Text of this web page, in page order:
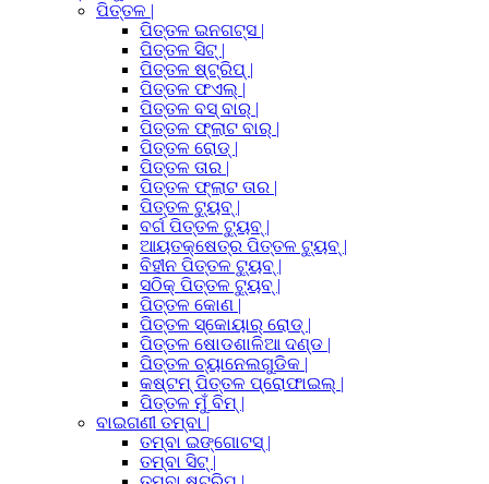
ପିତ୍ତଳ |
ପିତ୍ତଳ ଇନଗଟ୍ସ |
ପିତ୍ତଳ ସିଟ୍ |
ପିତ୍ତଳ ଷ୍ଟ୍ରିପ୍ |
ପିତ୍ତଳ ଫଏଲ୍ |
ପିତ୍ତଳ ବସ୍ ବାର୍ |
ପିତ୍ତଳ ଫ୍ଲାଟ ବାର୍ |
ପିତ୍ତଳ ରୋଡ୍ |
ପିତ୍ତଳ ତାର |
ପିତ୍ତଳ ଫ୍ଲାଟ ତାର |
ପିତ୍ତଳ ଟ୍ୟୁବ୍ |
ବର୍ଗ ପିତ୍ତଳ ଟ୍ୟୁବ୍ |
ଆୟତକ୍ଷେତ୍ର ପିତ୍ତଳ ଟ୍ୟୁବ୍ |
ବିହୀନ ପିତ୍ତଳ ଟ୍ୟୁବ୍ |
ସଠିକ୍ ପିତ୍ତଳ ଟ୍ୟୁବ୍ |
ପିତ୍ତଳ କୋଣ |
ପିତ୍ତଳ ସ୍କୋୟାର୍ ରୋଡ୍ |
ପିତ୍ତଳ ଷୋଡଶାଳିଆ ଦଣ୍ଡ |
ପିତ୍ତଳ ଚ୍ୟାନେଲଗୁଡିକ |
କଷ୍ଟମ୍ ପିତ୍ତଳ ପ୍ରୋଫାଇଲ୍ |
ପିତ୍ତଳ ମୁଁ ବିମ୍ |
ବାଇଗଣୀ ତମ୍ବା |
ତମ୍ବା ଇଙ୍ଗୋଟସ୍ |
ତମ୍ବା ସିଟ୍ |